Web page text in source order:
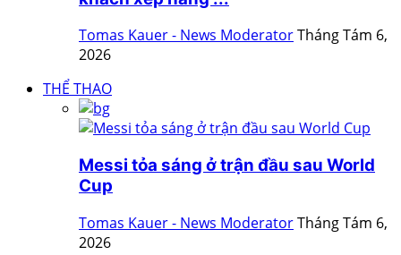
Tomas Kauer - News ModeratorTháng Tám 6,
2026
THỂ THAO
Messi tỏa sáng ở trận đầu sau World
Cup
Tomas Kauer - News ModeratorTháng Tám 6,
2026